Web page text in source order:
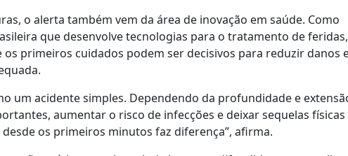
o alerta também vem da área de inovação em saúde. Como
que desenvolve tecnologias para o tratamento de
primeiros cuidados podem ser decisivos para reduzir danos
um acidente simples. Dependendo da profundidade e
aumentar o risco de infecções e deixar sequelas físicas
os primeiros minutos faz diferença”, afirma.